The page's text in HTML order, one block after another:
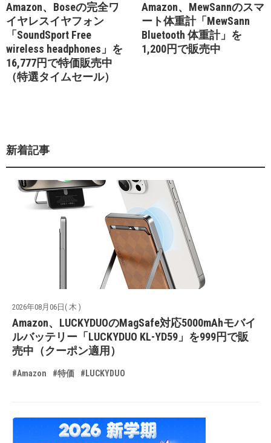
Amazon、Boseの完全ワ
イヤレスイヤフォン
「SoundSport Free
wireless headphones」を
16,777円で特価販売中
（特選タイムセール）
Amazon、MewSannのスマ
ート体重計「MewSann
Bluetooth 体重計」を
1,200円で販売中
新着記事
2026年08月06日( 木 )
Amazon、LUCKYDUOのMagSafe対応5000mAhモバイ
ルバッテリー「LUCKYDUO KL-YD59」を999円で販
売中（クーポン適用）
#Amazon #特価 #LUCKYDUO